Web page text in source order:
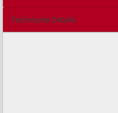
Technische Details